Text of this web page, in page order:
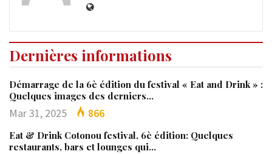
Dernières informations
Démarrage de la 6è édition du festival « Eat and Drink » :
Quelques images des derniers…
Mar 31, 2025 866
Eat & Drink Cotonou festival, 6è édition: Quelques
restaurants, bars et lounges qui…